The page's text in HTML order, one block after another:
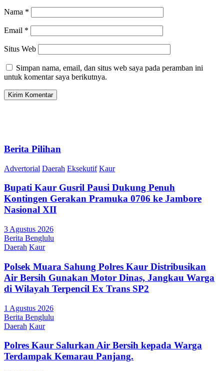
Nama *
Email *
Situs Web
Simpan nama, email, dan situs web saya pada peramban ini
untuk komentar saya berikutnya.
Berita Pilihan
Advertorial Daerah Eksekutif Kaur
Bupati Kaur Gusril Pausi Dukung Penuh
Kontingen Gerakan Pramuka 0706 ke Jambore
Nasional XII
3 Agustus 2026
Berita Benglulu
Daerah Kaur
Polsek Muara Sahung Polres Kaur Distribusikan
Air Bersih Gunakan Motor Dinas, Jangkau Warga
di Wilayah Terpencil Ex Trans SP2
1 Agustus 2026
Berita Benglulu
Daerah Kaur
Polres Kaur Salurkan Air Bersih kepada Warga
Terdampak Kemarau Panjang.